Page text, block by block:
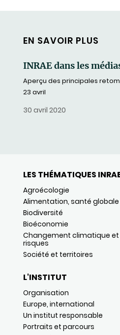
EN SAVOIR PLUS
INRAE dans les
Aperçu des principales
23 avril
30 avril 2020
LES THÉMATIQUES
Agroécologie
Alimentation, santé globale
Biodiversité
Bioéconomie
Changement climatique et
risques
Société et territoires
L'INSTITUT
Organisation
Europe, international
Un institut responsable
Portraits et parcours